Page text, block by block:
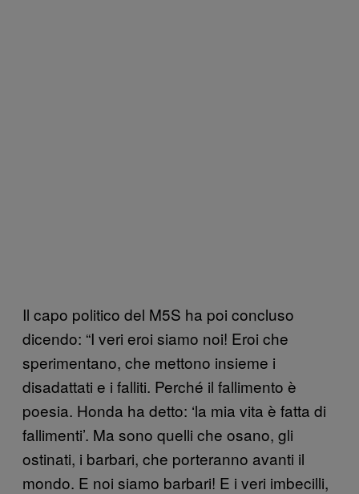
Il capo politico del M5S ha poi concluso
dicendo: “I veri eroi siamo noi! Eroi che
sperimentano, che mettono insieme i
disadattati e i falliti. Perché il fallimento è
poesia. Honda ha detto: ‘la mia vita è fatta di
fallimenti’. Ma sono quelli che osano, gli
ostinati, i barbari, che porteranno avanti il
mondo. E noi siamo barbari! E i veri imbecilli,